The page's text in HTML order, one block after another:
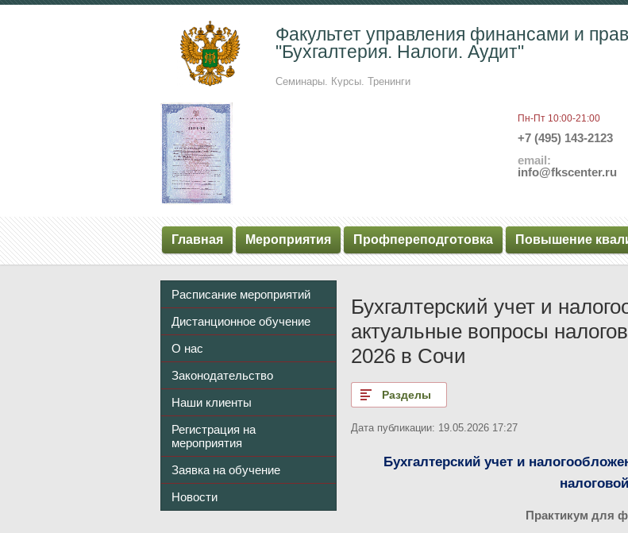
Факультет управления финансами и
"Бухгалтерия. Налоги. Аудит"
Семинары. Курсы. Тренинги
Пн-Пт 10:00-21:00
+7 (495) 143-2123
email:
info@fkscenter.ru
Главная Мероприятия Профпереподготовка Повышение
Расписание мероприятий
Дистанционное обучение
О нас
Законодательство
Наши клиенты
Регистрация на
мероприятия
Заявка на обучение
Новости
Бухгалтерский учет и
актуальные вопросы
2026 в Сочи
Разделы
Дата публикации: 19.05.2026 17:27
Бухгалтерский учет и
Практикум для